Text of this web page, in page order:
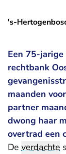
's-
Een 75-
rechtbank
maanden
partner
dwong haar
overtrad een
De verdachte